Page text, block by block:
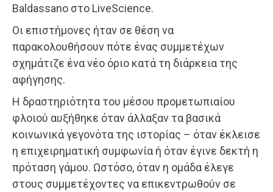
Baldassano στο LiveScience.
Oι επιστήμονες ήταν σε θέση να
παρακολουθήσουν πότε ένας συμμετέχων
σχημάτιζε ένα νέο όριο κατά τη διάρκεια της
αφήγησης.
Η δραστηριότητα του μέσου προμετωπιαίου
φλοιού αυξήθηκε όταν άλλαξαν τα βασικά
κοινωνικά γεγονότα της ιστορίας – όταν έκλεισε
η επιχειρηματική συμφωνία ή όταν έγινε δεκτή η
πρόταση γάμου. Ωστόσο, όταν η ομάδα έλεγε
στους συμμετέχοντες να επικεντρωθούν σε